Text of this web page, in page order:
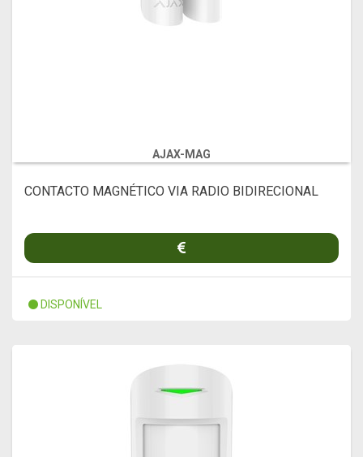
AJAX-MAG
CONTACTO MAGNÉTICO VIA RADIO BIDIRECIONAL
DISPONÍVEL